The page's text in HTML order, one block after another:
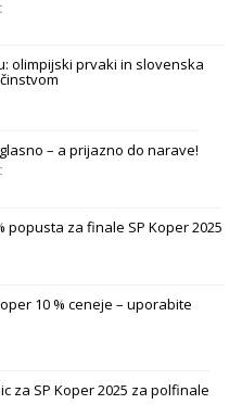
olimpijski prvaki in slovenska
– a prijazno do narave!
popusta za finale SP Koper 2025
10 % ceneje – uporabite
za SP Koper 2025 za polfinale